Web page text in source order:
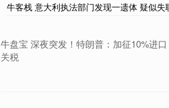
牛客栈 意大利执法部门发现一遗体 疑似失
牛盘宝 深夜突发！特朗普：加征10%进口
关税